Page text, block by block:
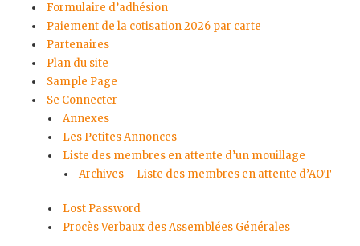
Formulaire d’adhésion
Paiement de la cotisation 2026 par carte
Partenaires
Plan du site
Sample Page
Se Connecter
Annexes
Les Petites Annonces
Liste des membres en attente d’un mouillage
Archives – Liste des membres en attente d’AOT
Lost Password
Procès Verbaux des Assemblées Générales